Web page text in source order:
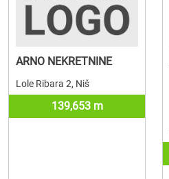
ARNO NEKRETNINE
Lole Ribara 2, Niš
139,653 m